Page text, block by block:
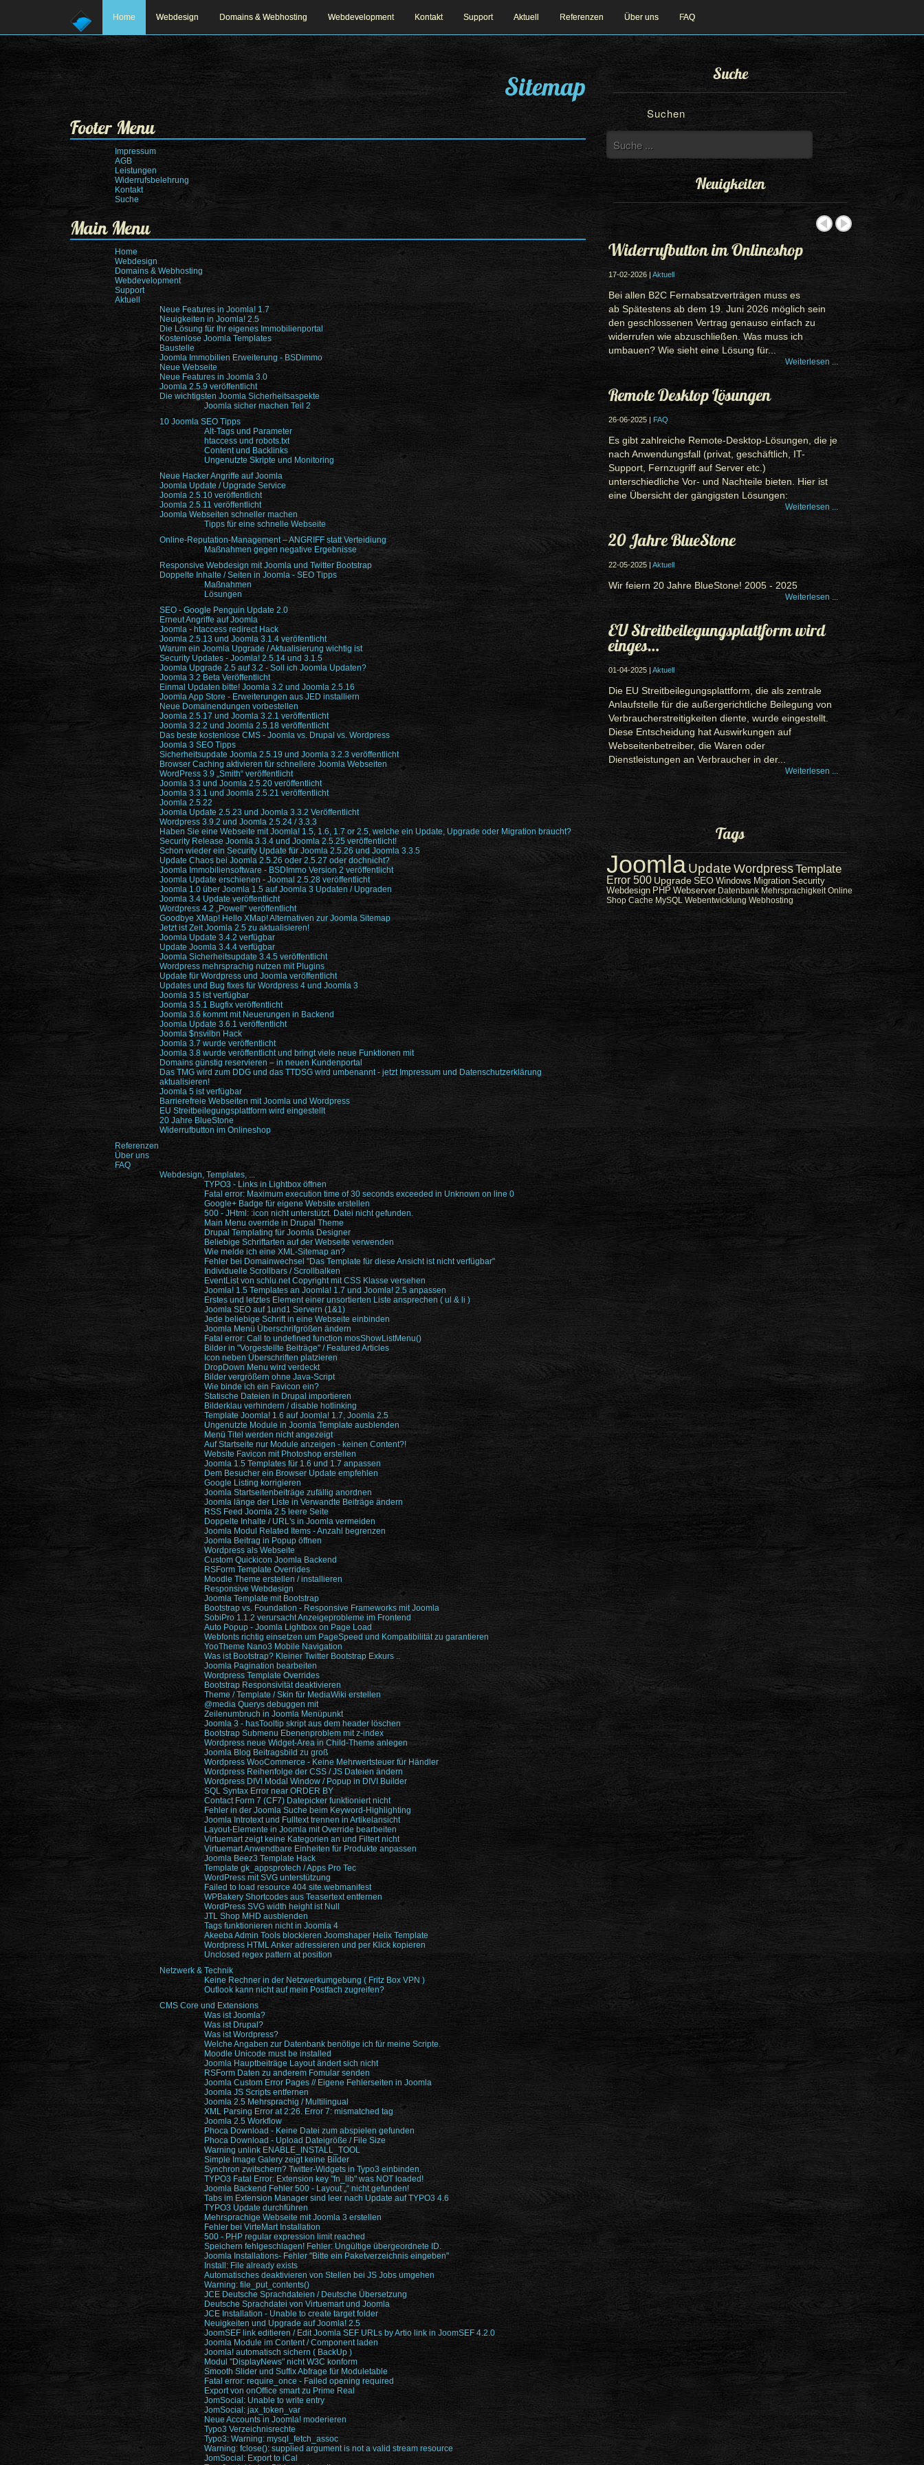
Home Webdesign Domains & Webhosting Webdevelopment Kontakt Support Aktuell Referenzen Über uns FAQ
Sitemap
Footer Menu
Impressum
AGB
Leistungen
Widerrufsbelehrung
Kontakt
Suche
Main Menu
Home
Webdesign
Domains & Webhosting
Webdevelopment
Support
Aktuell
Neue Features in Joomla! 1.7
Neuigkeiten in Joomla! 2.5
Die Lösung für Ihr eigenes Immobilienportal
Kostenlose Joomla Templates
Baustelle
Joomla Immobilien Erweiterung - BSDimmo
Neue Webseite
Neue Features in Joomla 3.0
Joomla 2.5.9 veröffentlicht
Die wichtigsten Joomla Sicherheitsaspekte
Joomla sicher machen Teil 2
10 Joomla SEO Tipps
Alt-Tags und Parameter
htaccess und robots.txt
Content und Backlinks
Ungenutzte Skripte und Monitoring
Neue Hacker Angriffe auf Joomla
Joomla Update / Upgrade Service
Joomla 2.5.10 veröffentlicht
Joomla 2.5.11 veröffentlicht
Joomla Webseiten schneller machen
Tipps für eine schnelle Webseite
Online-Reputation-Management – ANGRIFF statt Verteidiung
Maßnahmen gegen negative Ergebnisse
Responsive Webdesign mit Joomla und Twitter Bootstrap
Doppelte Inhalte / Seiten in Joomla - SEO Tipps
Maßnahmen
Lösungen
SEO - Google Penguin Update 2.0
Erneut Angriffe auf Joomla
Joomla - htaccess redirect Hack
Joomla 2.5.13 und Joomla 3.1.4 veröfentlicht
Warum ein Joomla Upgrade / Aktualisierung wichtig ist
Security Updates - Joomla! 2.5.14 und 3.1.5
Joomla Upgrade 2.5 auf 3.2 - Soll ich Joomla Updaten?
Joomla 3.2 Beta Veröffentlicht
Einmal Updaten bitte! Joomla 3.2 und Joomla 2.5.16
Joomla App Store - Erweiterungen aus JED installiern
Neue Domainendungen vorbestellen
Joomla 2.5.17 und Joomla 3.2.1 veröffentlicht
Joomla 3.2.2 und Joomla 2.5.18 veröffentlicht
Das beste kostenlose CMS - Joomla vs. Drupal vs. Wordpress
Joomla 3 SEO Tipps
Sicherheitsupdate Joomla 2.5.19 und Joomla 3.2.3 veröffentlicht
Browser Caching aktivieren für schnellere Joomla Webseiten
WordPress 3.9 „Smith“ veröffentlicht
Joomla 3.3 und Joomla 2.5.20 veröffentlicht
Joomla 3.3.1 und Joomla 2.5.21 veröffentlicht
Joomla 2.5.22
Joomla Update 2.5.23 und Joomla 3.3.2 Veröffentlicht
Wordpress 3.9.2 und Joomla 2.5.24 / 3.3.3
Haben Sie eine Webseite mit Joomla! 1.5, 1.6, 1.7 or 2.5, welche ein Update, Upgrade oder Migration braucht?
Security Release Joomla 3.3.4 und Joomla 2.5.25 veröffentlicht!
Schon wieder ein Security Update für Joomla 2.5.26 und Joomla 3.3.5
Update Chaos bei Joomla 2.5.26 oder 2.5.27 oder dochnicht?
Joomla Immobiliensoftware - BSDImmo Version 2 veröffentlicht
Joomla Update erschienen - Joomal 2.5.28 veröffentlicht
Joomla 1.0 über Joomla 1.5 auf Joomla 3 Updaten / Upgraden
Joomla 3.4 Update veröffentlicht
Wordpress 4.2 „Powell“ veröffentlicht
Goodbye XMap! Hello XMap! Alternativen zur Joomla Sitemap
Jetzt ist Zeit Joomla 2.5 zu aktualisieren!
Joomla Update 3.4.2 verfügbar
Update Joomla 3.4.4 verfügbar
Joomla Sicherheitsupdate 3.4.5 veröffentlicht
Wordpress mehrsprachig nutzen mit Plugins
Update für Wordpress und Joomla veröffentlicht
Updates und Bug fixes für Wordpress 4 und Joomla 3
Joomla 3.5 ist verfügbar
Joomla 3.5.1 Bugfix veröffentlicht
Joomla 3.6 kommt mit Neuerungen in Backend
Joomla Update 3.6.1 veröffentlicht
Joomla $nsvilbn Hack
Joomla 3.7 wurde veröffentlicht
Joomla 3.8 wurde veröffentlicht und bringt viele neue Funktionen mit
Domains günstig reservieren – in neuen Kundenportal
Das TMG wird zum DDG und das TTDSG wird umbenannt - jetzt Impressum und Datenschutzerklärung
aktualisieren!
Joomla 5 ist verfügbar
Barrierefreie Webseiten mit Joomla und Wordpress
EU Streitbeilegungsplattform wird eingestellt
20 Jahre BlueStone
Widerrufbutton im Onlineshop
Referenzen
Über uns
FAQ
Webdesign, Templates, ...
TYPO3 - Links in Lightbox öffnen
Fatal error: Maximum execution time of 30 seconds exceeded in Unknown on line 0
Google+ Badge für eigene Website erstellen
500 - JHtml: :icon nicht unterstützt. Datei nicht gefunden.
Main Menu override in Drupal Theme
Drupal Templating für Joomla Designer
Beliebige Schriftarten auf der Webseite verwenden
Wie melde ich eine XML-Sitemap an?
Fehler bei Domainwechsel "Das Template für diese Ansicht ist nicht verfügbar"
Individuelle Scrollbars / Scrollbalken
EventList von schlu.net Copyright mit CSS Klasse versehen
Joomla! 1.5 Templates an Joomla! 1.7 und Joomla! 2.5 anpassen
Erstes und letztes Element einer unsortierten Liste ansprechen ( ul & li )
Joomla SEO auf 1und1 Servern (1&1)
Jede beliebige Schrift in eine Webseite einbinden
Joomla Menü Überschrifgrößen ändern
Fatal error: Call to undefined function mosShowListMenu()
Bilder in "Vorgestellte Beiträge" / Featured Articles
Icon neben Überschriften platzieren
DropDown Menu wird verdeckt
Bilder vergrößern ohne Java-Script
Wie binde ich ein Favicon ein?
Statische Dateien in Drupal importieren
Bilderklau verhindern / disable hotlinking
Template Joomla! 1.6 auf Joomla! 1.7, Joomla 2.5
Ungenutzte Module in Joomla Template ausblenden
Menü Titel werden nicht angezeigt
Auf Startseite nur Module anzeigen - keinen Content?!
Website Favicon mit Photoshop erstellen
Joomla 1.5 Templates für 1.6 und 1.7 anpassen
Dem Besucher ein Browser Update empfehlen
Google Listing korrigieren
Joomla Startseitenbeiträge zufällig anordnen
Joomla länge der Liste in Verwandte Beiträge ändern
RSS Feed Joomla 2.5 leere Seite
Doppelte Inhalte / URL's in Joomla vermeiden
Joomla Modul Related Items - Anzahl begrenzen
Joomla Beitrag in Popup öffnen
Wordpress als Webseite
Custom Quickicon Joomla Backend
RSForm Template Overrides
Moodle Theme erstellen / installieren
Responsive Webdesign
Joomla Template mit Bootstrap
Bootstrap vs. Foundation - Responsive Frameworks mit Joomla
SobiPro 1.1.2 verursacht Anzeigeprobleme im Frontend
Auto Popup - Joomla Lightbox on Page Load
Webfonts richtig einsetzen um PageSpeed und Kompatibilität zu garantieren
YooTheme Nano3 Mobile Navigation
Was ist Bootstrap? Kleiner Twitter Bootstrap Exkurs ..
Joomla Pagination bearbeiten
Wordpress Template Overrides
Bootstrap Responsivität deaktivieren
Theme / Template / Skin für MediaWiki erstellen
@media Querys debuggen mit
Zeilenumbruch in Joomla Menüpunkt
Joomla 3 - hasTooltip skript aus dem header löschen
Bootstrap Submenu Ebenenproblem mit z-index
Wordpress neue Widget-Area in Child-Theme anlegen
Joomla Blog Beitragsbild zu groß
Wordpress WooCommerce - Keine Mehrwertsteuer für Händler
Wordpress Reihenfolge der CSS / JS Dateien ändern
Wordpress DIVI Modal Window / Popup in DIVI Builder
SQL Syntax Error near ORDER BY
Contact Form 7 (CF7) Datepicker funktioniert nicht
Fehler in der Joomla Suche beim Keyword-Highlighting
Joomla Introtext und Fulltext trennen in Artikelansicht
Layout-Elemente in Joomla mit Override bearbeiten
Virtuemart zeigt keine Kategorien an und Filtert nicht
Virtuemart Anwendbare Einheiten für Produkte anpassen
Joomla Beez3 Template Hack
Template gk_appsprotech / Apps Pro Tec
WordPress mit SVG unterstützung
Failed to load resource 404 site.webmanifest
WPBakery Shortcodes aus Teasertext entfernen
WordPress SVG width height ist Null
JTL Shop MHD ausblenden
Tags funktionieren nicht in Joomla 4
Akeeba Admin Tools blockieren Joomshaper Helix Template
Wordpress HTML Anker adressieren und per Klick kopieren
Unclosed regex pattern at position
Netzwerk & Technik
Keine Rechner in der Netzwerkumgebung ( Fritz Box VPN )
Outlook kann nicht auf mein Postfach zugreifen?
CMS Core und Extensions
Was ist Joomla?
Was ist Drupal?
Was ist Wordpress?
Welche Angaben zur Datenbank benötige ich für meine Scripte.
Moodle Unicode must be installed
Joomla Hauptbeiträge Layout ändert sich nicht
RSForm Daten zu anderem Fomular senden
Joomla Custom Error Pages // Eigene Fehlerseiten in Joomla
Joomla JS Scripts entfernen
Joomla 2.5 Mehrsprachig / Multilingual
XML Parsing Error at 2:26. Error 7: mismatched tag
Joomla 2.5 Workflow
Phoca Download - Keine Datei zum abspielen gefunden
Phoca Download - Upload Dateigröße / File Size
Warning unlink ENABLE_INSTALL_TOOL
Simple Image Galery zeigt keine Bilder
Synchron zwitschern? Twitter-Widgets in Typo3 einbinden.
TYPO3 Fatal Error: Extension key "fn_lib" was NOT loaded!
Joomla Backend Fehler 500 - Layout „“ nicht gefunden!
Tabs im Extension Manager sind leer nach Update auf TYPO3 4.6
TYPO3 Update durchführen
Mehrsprachige Webseite mit Joomla 3 erstellen
Fehler bei VirteMart Installation
500 - PHP regular expression limit reached
Speichern fehlgeschlagen! Fehler: Ungültige übergeordnete ID.
Joomla Installations- Fehler "Bitte ein Paketverzeichnis eingeben"
Install: File already exists
Automatisches deaktivieren von Stellen bei JS Jobs umgehen
Warning: file_put_contents()
JCE Deutsche Sprachdateien / Deutsche Übersetzung
Deutsche Sprachdatei von Virtuemart und Joomla
JCE Installation - Unable to create target folder
Neuigkeiten und Upgrade auf Joomla! 2.5
JoomSEF link editieren / Edit Joomla SEF URLs by Artio link in JoomSEF 4.2.0
Joomla Module im Content / Component laden
Joomla! automatisch sichern ( BackUp )
Modul "DisplayNews" nicht W3C konform
Smooth Slider und Suffix Abfrage für Moduletable
Fatal error: require_once - Failed opening required
Export von onOffice smart zu Prime Real
JomSocial: Unable to write entry
JomSocial: jax_token_var
Neue Accounts in Joomla! moderieren
Typo3 Verzeichnisrechte
Typo3: Warning: mysql_fetch_assoc
Warning: fclose(): supplied argument is not a valid stream resource
JomSocial: Export to iCal
Suche
Suchen
Neuigkeiten
Prev Next
Widerrufbutton im Onlineshop
17-02-2026 | Aktuell
Bei allen B2C Fernabsatzverträgen muss es
ab Spätestens ab dem 19. Juni 2026 möglich sein
den geschlossenen Vertrag genauso einfach zu
widerrufen wie abzuschließen. Was muss ich
umbauen? Wie sieht eine Lösung für...
Weiterlesen ...
Remote Desktop Lösungen
26-06-2025 | FAQ
Es gibt zahlreiche Remote-Desktop-Lösungen, die je
nach Anwendungsfall (privat, geschäftlich, IT-
Support, Fernzugriff auf Server etc.)
unterschiedliche Vor- und Nachteile bieten. Hier ist
eine Übersicht der gängigsten Lösungen:
Weiterlesen ...
20 Jahre BlueStone
22-05-2025 | Aktuell
Wir feiern 20 Jahre BlueStone! 2005 - 2025
Weiterlesen ...
EU Streitbeilegungsplattform wird
einges…
01-04-2025 | Aktuell
Die EU Streitbeilegungsplattform, die als zentrale
Anlaufstelle für die außergerichtliche Beilegung von
Verbraucherstreitigkeiten diente, wurde eingestellt.
Diese Entscheidung hat Auswirkungen auf
Webseitenbetreiber, die Waren oder
Dienstleistungen an Verbraucher in der...
Weiterlesen ...
Tags
JoomlaUpdateWordpressTemplate
Error 500 Upgrade SEO Windows Migration Security
Webdesign PHP Webserver Datenbank Mehrsprachigkeit Online
Shop Cache MySQL Webentwicklung Webhosting